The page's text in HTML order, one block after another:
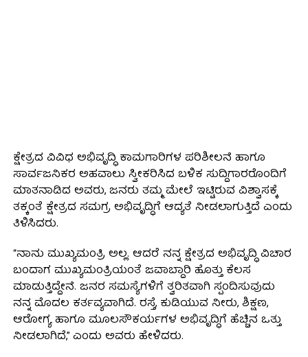
ಕ್ಷೇತ್ರದ ವಿವಿಧ ಅಭಿವೃದ್ಧಿ ಕಾಮಗಾರಿಗಳ ಪರಿಶೀಲನೆ ಹಾಗೂ
ಸಾರ್ವಜನಿಕರ ಅಹವಾಲು ಸ್ವೀಕರಿಸಿದ ಬಳಿಕ ಸುದ್ದಿಗಾರರೊಂದಿಗೆ
ಮಾತನಾಡಿದ ಅವರು, ಜನರು ತಮ್ಮ ಮೇಲೆ ಇಟ್ಟಿರುವ ವಿಶ್ವಾಸಕ್ಕೆ
ತಕ್ಕಂತೆ ಕ್ಷೇತ್ರದ ಸಮಗ್ರ ಅಭಿವೃದ್ಧಿಗೆ ಆದ್ಯತೆ ನೀಡಲಾಗುತ್ತಿದೆ ಎಂದು
ತಿಳಿಸಿದರು.
“ನಾನು ಮುಖ್ಯಮಂತ್ರಿ ಅಲ್ಲ. ಆದರೆ ನನ್ನ ಕ್ಷೇತ್ರದ ಅಭಿವೃದ್ಧಿ ವಿಚಾರ
ಬಂದಾಗ ಮುಖ್ಯಮಂತ್ರಿಯಂತೆ ಜವಾಬ್ದಾರಿ ಹೊತ್ತು ಕೆಲಸ
ಮಾಡುತ್ತಿದ್ದೇನೆ. ಜನರ ಸಮಸ್ಯೆಗಳಿಗೆ ತ್ವರಿತವಾಗಿ ಸ್ಪಂದಿಸುವುದು
ನನ್ನ ಮೊದಲ ಕರ್ತವ್ಯವಾಗಿದೆ. ರಸ್ತೆ, ಕುಡಿಯುವ ನೀರು, ಶಿಕ್ಷಣ,
ಆರೋಗ್ಯ ಹಾಗೂ ಮೂಲಸೌಕರ್ಯಗಳ ಅಭಿವೃದ್ಧಿಗೆ ಹೆಚ್ಚಿನ ಒತ್ತು
ನೀಡಲಾಗಿದೆ,” ಎಂದು ಅವರು ಹೇಳಿದರು.